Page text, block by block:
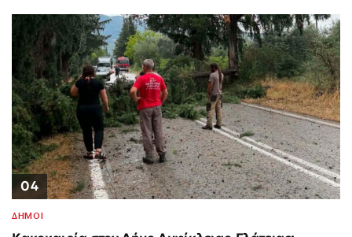
04
ΔΗΜΟΙ